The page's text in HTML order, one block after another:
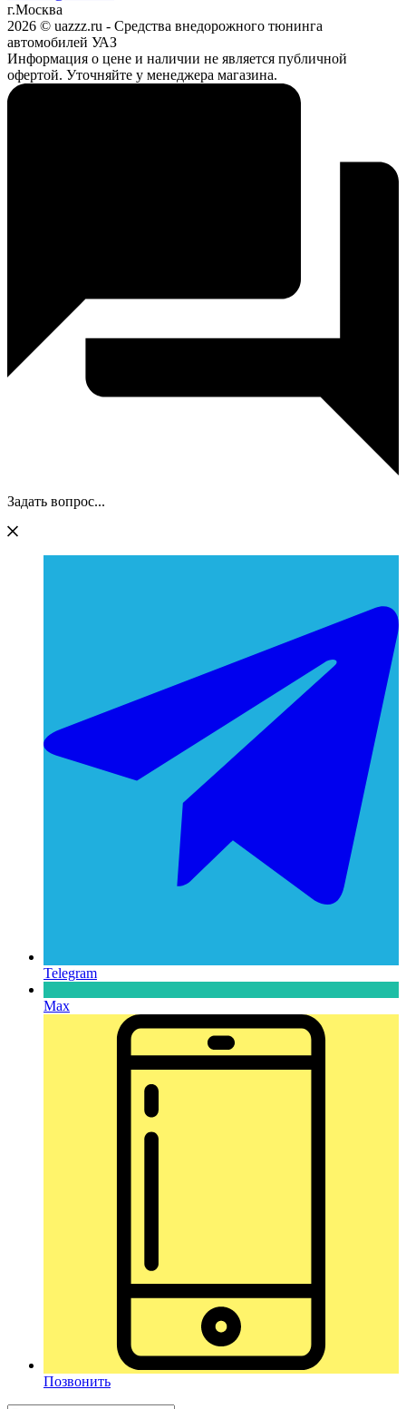
г.Москва
2026 © uazzz.ru - Средства внедорожного тюнинга
автомобилей УАЗ
Информация о цене и наличии не является публичной
офертой. Уточняйте у менеджера магазина.
Задать вопрос...
Telegram
Max
Позвонить